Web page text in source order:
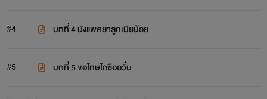
#4 บทที่ 4 นังแพศยาลูกเมียน้อย
#5 บทที่ 5 ขอโทษไถซืออวิ๋น